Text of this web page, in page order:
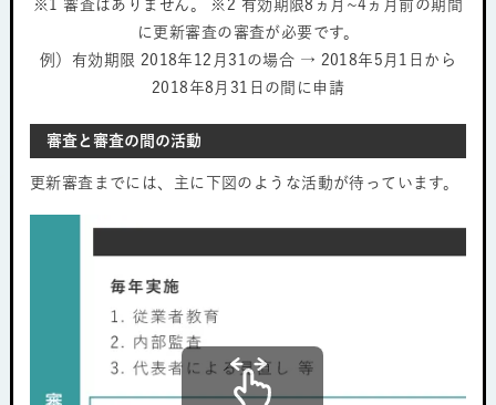
※1 審査はありません。 ※2 有効期限8ヵ月~4ヵ月前の期間
に更新審査の審査が必要です。
例）有効期限 2018年12月31の場合 → 2018年5月1日から
2018年8月31日の間に申請
審査と審査の間の活動
更新審査までには、主に下図のような活動が待っています。